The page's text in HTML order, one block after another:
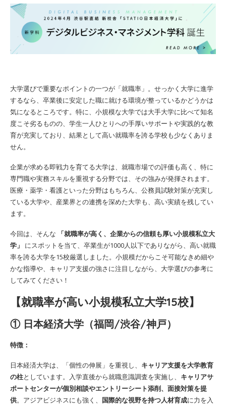
大学選びで重要なポイントの一つが「就職率」。せっかく大学に進学
するなら、卒業後に安定した職に就ける環境が整っているかどうかは
気になるところです。特に、小規模な大学では大手大学に比べて知名
度こそ劣るものの、学生一人ひとりへの手厚いサポートや実践的な教
育が充実しており、結果として高い就職率を誇る学校も少なくありま
せん。
企業が求める即戦力を育てる大学は、就職市場での評価も高く、特に
専門職や実務スキルを重視する分野では、その強みが発揮されます。
医療・薬学・看護といった分野はもちろん、公務員試験対策が充実し
ている大学や、産業界との連携を深めた大学も、高い実績を残してい
ます。
今回は、そんな
「就職率が高く、企業からの信頼も厚い小規模私立大
学」
にスポットを当て、卒業生が1000人以下でありながら、高い就職
率を誇る大学を15校厳選しました。小規模だからこそ可能なきめ細や
かな指導や、キャリア支援の強さに注目しながら、大学選びの参考に
してみてください！
【就職率が高い小規模私立大学15校】
① 日本経済大学（福岡/渋谷/神戸）
特徴：
日本経済大学は、「個性の伸展」を重視し、 キャリア支援を大学教育
の柱としています。入学直後から就職意識調査を実施し、 キャリアサ
ポートセンターが個別相談やエントリーシート添削、面接対策を提
供。アジアビジネスにも強く、 国際的な視野を持つ人材育成に力を入